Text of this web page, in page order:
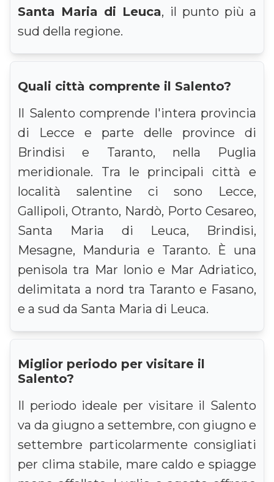
Santa Maria di Leuca, il punto più a
sud della regione.
Quali città comprente il Salento?
Il Salento comprende l'intera provincia
di Lecce e parte delle province di
Brindisi e Taranto, nella Puglia
meridionale. Tra le principali città e
località salentine ci sono Lecce,
Gallipoli, Otranto, Nardò, Porto Cesareo,
Santa Maria di Leuca, Brindisi,
Mesagne, Manduria e Taranto. È una
penisola tra Mar Ionio e Mar Adriatico,
delimitata a nord tra Taranto e Fasano,
e a sud da Santa Maria di Leuca.
Miglior periodo per visitare il
Salento?
Il periodo ideale per visitare il Salento
va da giugno a settembre, con giugno e
settembre particolarmente consigliati
per clima stabile, mare caldo e spiagge